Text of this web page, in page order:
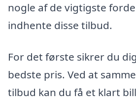
nogle af de vigtigste
indhente disse tilbud.
For det første sikrer du
bedste pris. Ved at
tilbud kan du få et klart